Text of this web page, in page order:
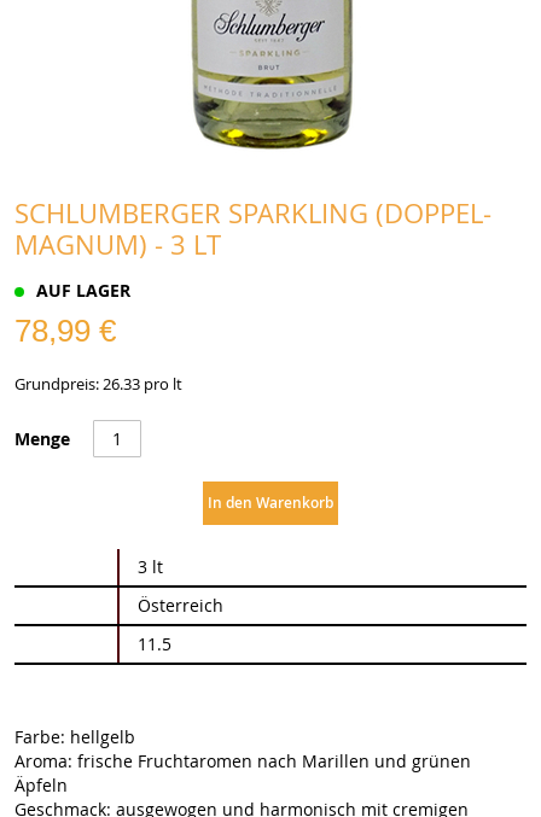
SCHLUMBERGER SPARKLING (DOPPEL-
MAGNUM) - 3 LT
AUF LAGER
78,99 €
Grundpreis: 26.33 pro lt
Menge
In den Warenkorb
Informationen
3 lt
Österreich
11.5
Farbe: hellgelb
Aroma: frische Fruchtaromen nach Marillen und grünen
Äpfeln
Geschmack: ausgewogen und harmonisch mit cremigen